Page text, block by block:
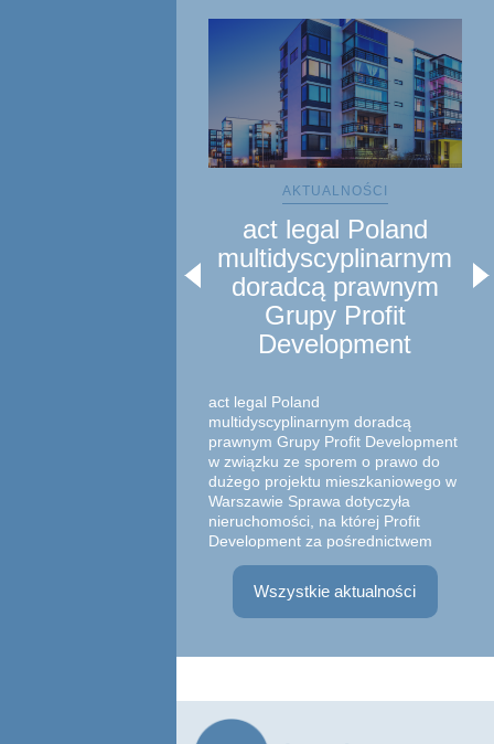
AKTUALNOŚCI
act legal Poland
multidyscyplinarnym
doradcą prawnym
Grupy Profit
Development
act legal Poland
multidyscyplinarnym doradcą
prawnym Grupy Profit Development
w związku ze sporem o prawo do
dużego projektu mieszkaniowego w
Warszawie Sprawa dotyczyła
nieruchomości, na której Profit
Development za pośrednictwem
spółki zależnej zrealizował
inwestyc...
Wszystkie aktualności